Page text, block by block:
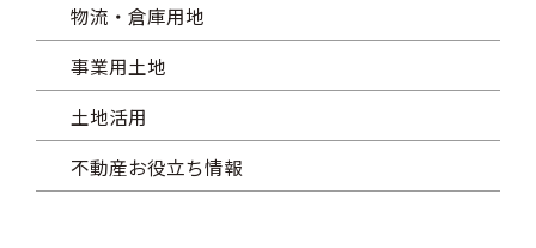
物流・倉庫用地
事業用土地
土地活用
不動産お役立ち情報